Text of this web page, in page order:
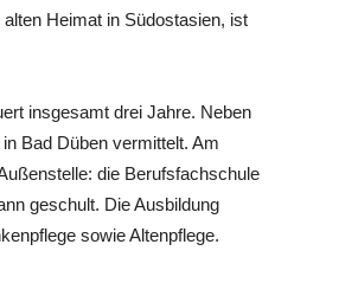
Heimat in Südostasien, ist
insgesamt drei Jahre. Neben
Bad Düben vermittelt. Am
die Berufsfachschule
geschult. Die Ausbildung
sowie Altenpflege.